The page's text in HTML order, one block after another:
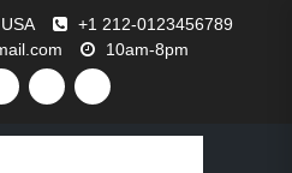
+1 212-0123456789
10am-8pm
TWITTERGITHUBINSTAGRAM